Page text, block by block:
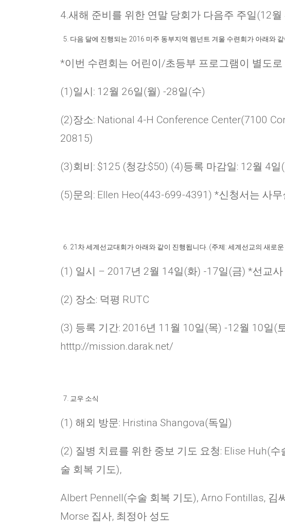
4.새해 준비를 위한 연말 당회가 다음주 주일(12월
다음 달에 진행되는 2016 미주 동부지역 렘넌트 겨울 수련회가 아래와
*이번 수련회는 어린이 /초등부 프로그램이 별도
(1)일시: 12월 26일(월) -28일(수)
(2)장소: National 4-H Conference Center(7100
20815)
(3)회비: $125 (청강:$50) (4)등록 마감일: 12월 4일
(5)문의: Ellen Heo(443-699-4391) *신청서는 사
21 차 세계선교대회가 아래와 같이 진행됩니다 . (주제: 세계선교의 새로
(1) 일시 – 2017년 2월 14일(화) -17일(금) *선교사
(2) 장소: 덕평 RUTC
(3) 등록 기간: 2016년 11월 10일(목) -12월 10일(
htttp://mission.darak.net/
교우 소식
(1) 해외 방문: Hristina Shangova(독일)
(2) 질병 치료를 위한 중보 기도 요청: Elise Huh(
술 회복 기도),
Albert Pennell(수술 회복 기도), Arno Fontillas, 김
Morse 집사, 최정아 성도